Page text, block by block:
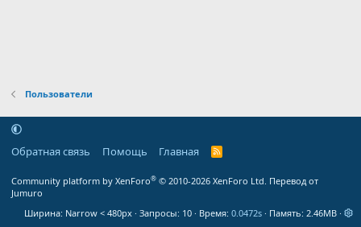
Пользователи
Обратная связь Помощь Главная
R
Community platform by XenForo® © 2010-2026 XenForo Ltd. Перевод от
Jumuro
Ширина
Запросы 10 Время 0.0472s Память 2.46MB